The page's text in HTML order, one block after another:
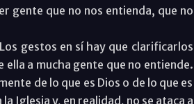
gente que no nos entienda, que no
gestos en sí hay que clarificarlos
a mucha gente que no entiende.
de lo que es Dios o de lo que es
Iglesia y, en realidad, no se ataca a